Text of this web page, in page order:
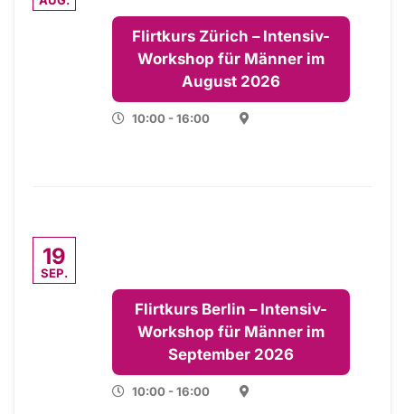
Flirtkurs Zürich – Intensiv-
Workshop für Männer im
August 2026
10:00 - 16:00
19
SEP.
Flirtkurs Berlin – Intensiv-
Workshop für Männer im
September 2026
10:00 - 16:00